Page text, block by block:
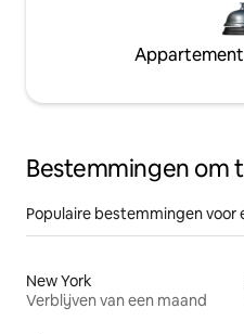
Bestemmingen om
Populaire bestemmingen voor
New York
Verblijven van een maand